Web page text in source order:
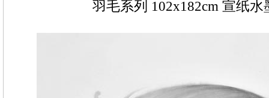
羽毛系列 102x182cm 宣纸水